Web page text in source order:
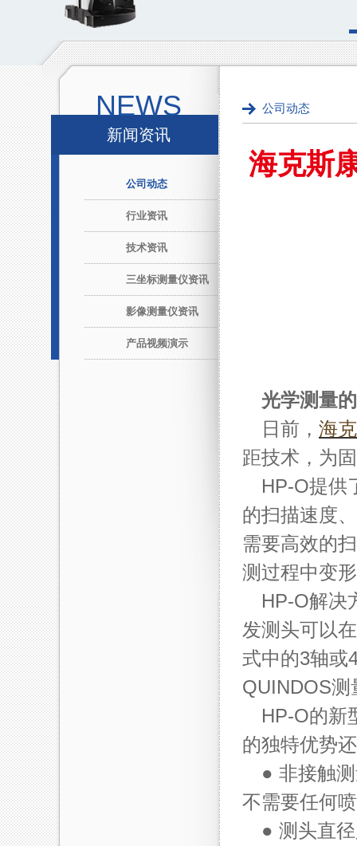
NEWS
新闻资讯
公司动态
行业资讯
技术资讯
三坐标测量仪资讯
影像测量仪资讯
产品视频演示
公司动态
海克斯
光学测量
日前， 海
距技术，为
HP-O提供
的扫描速度
需要高效的
测过程中变
HP-O解决
发测头可以
式中的3轴或
QUINDOS
HP-O的新
的独特优势
● 非接触
不需要任何
● 测头直